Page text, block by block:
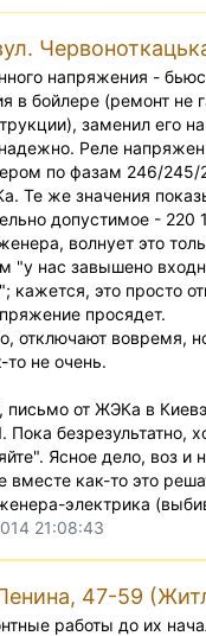
напряжения -
в бойлере (ремонт не
заменил его
Реле
по фазам 246/245/
Те же значения
допустимое - 220
волнует это
"у нас завышено
это просто
просядет.
отключают вовремя,
то не очень.
письмо от ЖЭКа в
безрезультатно,
Ясное дело, воз и
вместе как-то это
электрика
21:08:43
47-59
работы до их